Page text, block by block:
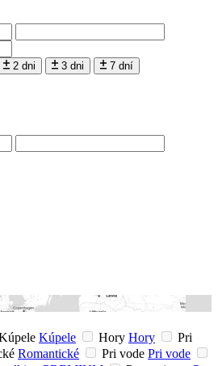
2 dni 3 dni 7 dní
Kúpele Hory Hory
Pri
Romantické Pri vode Pri vode